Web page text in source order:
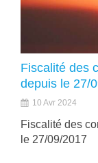
Fiscalité des
depuis le 27/
10 Avr 2024
Fiscalité des
le 27/09/2017